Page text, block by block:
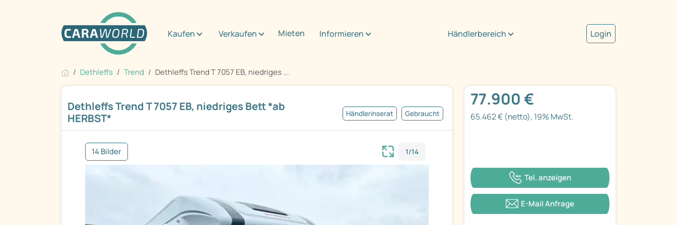
Kaufen Verkaufen Mieten Informieren Händlerbereich Login
Dethleffs Trend Dethleffs Trend T 7057 EB, niedriges ...
Dethleffs Trend T 7057 EB, niedriges Bett *ab
HERBST*
Händlerinserat Gebraucht
14 Bilder 1/14
77.900 €
65.462 € (netto), 19% MwSt.
Tel. anzeigen
E-Mail Anfrage